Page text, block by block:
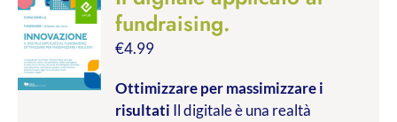
fundraising.
€4.99
Ottimizzare per massimizzare i
risultati Il digitale è una realtà